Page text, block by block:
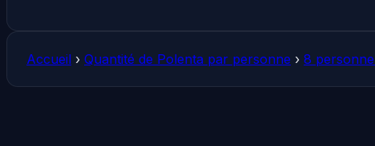
Accueil › Quantité de Polenta par personne › 8